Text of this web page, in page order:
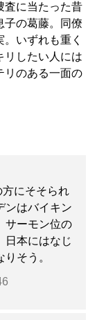
査に当たった昔
子の葛藤。同僚
いずれも重く
リしたい人には
リのある一面の
にそそられ
ンはバイキン
サーモン位の
日本にはなじ
そう。